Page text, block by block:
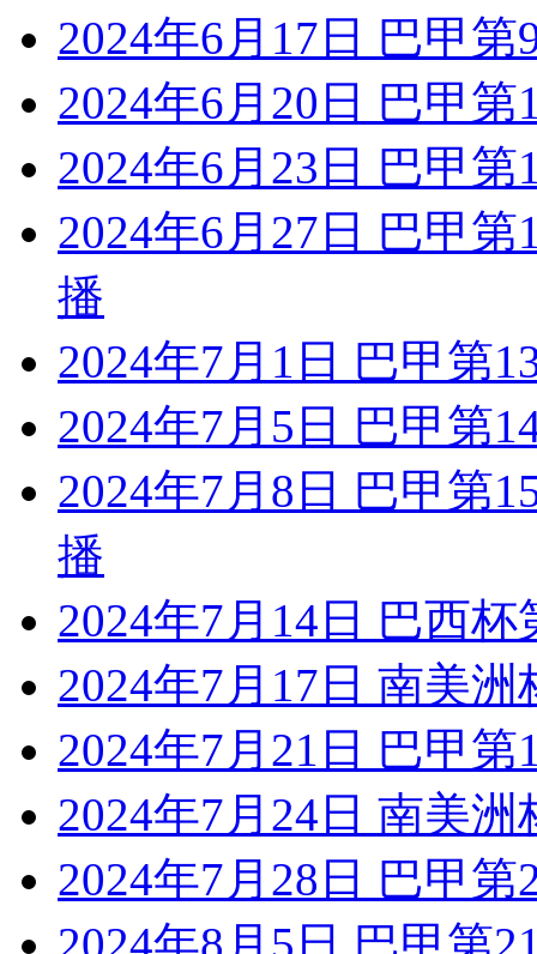
2024年6月17日 巴甲
2024年6月20日 巴甲
2024年6月23日 巴甲
2024年6月27日 巴甲
播
2024年7月1日 巴甲第
2024年7月5日 巴甲第
2024年7月8日 巴甲第
播
2024年7月14日 巴西
2024年7月17日 南美
2024年7月21日 巴甲
2024年7月24日 南美
2024年7月28日 巴甲
2024年8月5日 巴甲第